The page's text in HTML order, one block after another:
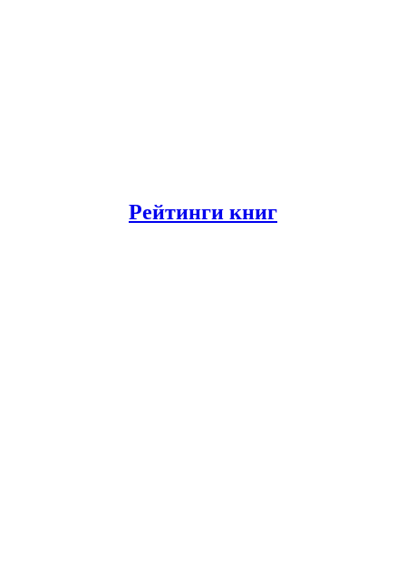
Рейтинги книг